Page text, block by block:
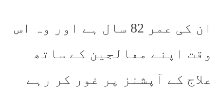
ان کی عمر 82 سال ہے اور وہ اس
وقت اپنے معالجین کے ساتھ
علاج کے آپشنز پر غور کر رہے